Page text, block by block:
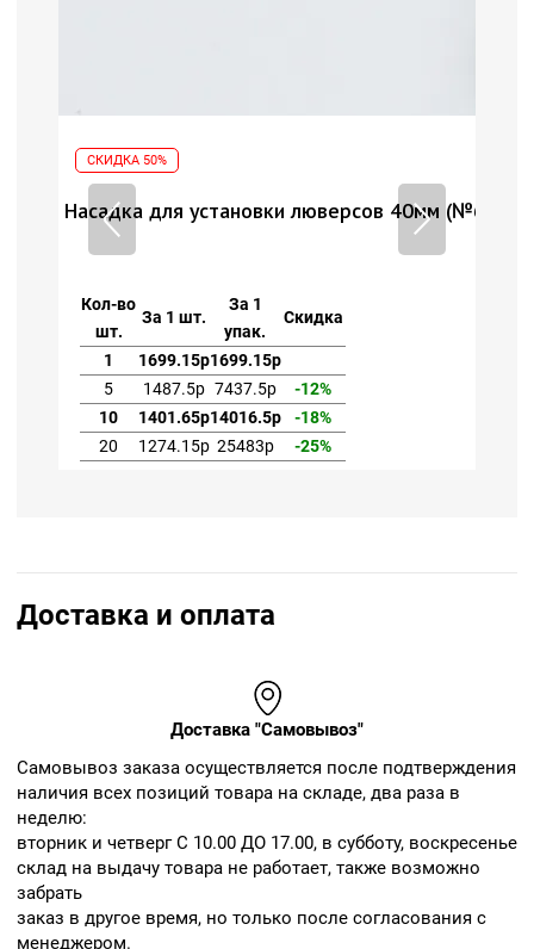
СКИДКА 50%
Насадка для установки люверсов 40мм (№66)
Кол-во
шт.
За 1 шт.
За 1
упак.
Скидка
1699.15р1699.15р
1487.5р 7437.5р
-12%
10
1401.65р14016.5р
-18%
20
1274.15р 25483р -25%
Доставка и оплата
Доставка "Самовывоз"
Cамовывоз заказа осуществляется после подтверждения
наличия всех позиций товара на складе, два раза в
неделю:
вторник и четверг С 10.00 ДО 17.00, в субботу, воскресенье
склад на выдачу товара не работает, также возможно
забрать
заказ в другое время, но только после согласования с
менеджером.